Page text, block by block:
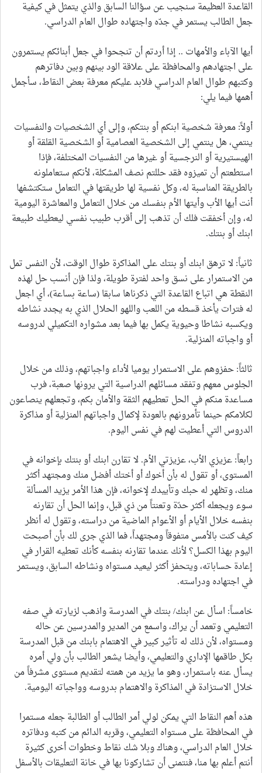
القاعدة العظيمة سنجيب عن سؤالنا السابق والذي يتمثل في كيفية
جعل الطالب يستمر في جدّه واجتهاده طوال العام الدراسي.
أيها الآباء والأمهات .. إذا أردتم أن تنجحوا في جعل أبنائكم يستمرون
على اجتهادهم والمحافظة على علاقة الود بينهم وبين دفاترهم
وكتبهم طوال العام الدراسي فلابد عليكم معرفة بعض النقاط، سأجمل
أهمها فيما يلي:
أولاً: معرفة شخصية ابنكم أو بنتكم، وإلى أي الشخصيات والنفسيات
ينتمي، هل ينتمي إلى الشخصية العصامية أو الشخصية القلقة أو
الهيستيرية أو النرجسية أو غيرها من النفسيات المختلفة، فإذا
استطعتم أن تميزوه فقد حللتم نصف المشكلة، لأنكم ستعاملونه
بالطريقة المناسبة له، وكل نفسية لها طريقتها في التعامل ستكتشفها
أنت أيها الأب وأيتها الأم بنفسك من خلال التعامل والمعاشرة اليومية
له، وإن أخفقت فلك أن تذهب إلى أقرب طبيب نفسي ليعطيك طبيعة
ابنك أو بنتك.
ثانياً: لا ترهق ابنك أو بنتك على المذاكرة طوال الوقت، لأن النفس تمل
من الاستمرار على نسق واحد لفترة طويلة، ولذا فإن أنسب حل لهذه
النقطة هي اتباع القاعدة التي ذكرناها سابقا (ساعة بساعة)، أي اجعل
له فترات يأخذ قسطه من اللعب واللهو الحلال الذي به يجدد نشاطه
ويكسبه نشاطا وحيوية يكمل بها فيما بعد مشواره التكميلي لدروسه
أو واجباته المنزلية.
ثالثاً: حفزوهم على الاستمرار يوميا لأداء واجباتهم، وذلك من خلال
الجلوس معهم وتفقد مسائلهم الدراسية التي يرونها صعبة، فرب
مساعدة منكم في الحل تعطيهم الثقة والأمان بكم، وتجعلهم ينصاعون
لكلامكم حينما تأمرونهم بالعودة لإكمال واجباتهم المنزلية أو مذاكرة
الدروس التي أعطيت لهم في نفس اليوم.
رابعاً: عزيزي الأب، عزيزتي الأم. لا تقارن ابنك أو بنتك بإخوانه في
المستوى، أو تقول له بأن أخوك أو أختك أفضل منك ومجتهد أكثر
منك، وتظهر له حبك وتأييدك لإخوانه، فإن هذا الأمر يزيد المسألة
سوء ويجعله أكثر حدّة وتعنتاً من ذي قبل، وإنما الحل أن تقارنه
بنفسه خلال الأيام أو الأعوام الماضية من دراسته، وتقول له أنظر
كيف كنت بالأمس متفوقاً ومجتهداً، فما الذي جرى لك بأن أصبحت
اليوم بهذا الكسل؟ لأنك عندما تقارنه بنفسه كأنك تعطيه القرار في
إعادة حساباته، ويتحفز أكثر ليعيد مستواه ونشاطه السابق، ويستمر
في اجتهاده ودراسته.
خامساً: اسأل عن ابنك/ بنتك في المدرسة واذهب لزيارته في صفه
التعليمي وتعمد أن يراك، واسمع من المدير والمدرسين عن حاله
ومستواه، لأن ذلك له تأثير كبير في الاهتمام بابنك من قبل المدرسة
بكل طاقمها الإداري والتعليمي، وأيضا يشعر الطالب بأن ولي أمره
يسأل عنه باستمرار، وهو ما يزيد من همته لتقديم مستوى مشرفاً من
خلال الاستزادة في المذاكرة والاهتمام بدروسه وواجباته اليومية.
هذه أهم النقاط التي يمكن لولي أمر الطالب أو الطالبة جعله مستمرا
في المحافظة على مستواه التعليمي، وقربه الدائم من كتبه ودفاتره
خلال العام الدراسي، وهناك وبلا شك نقاط وخطوات أخرى كثيرة
أنتم أعلم بها منا، فنتمنى أن تشاركونا بها في خانة التعليقات بالأسفل